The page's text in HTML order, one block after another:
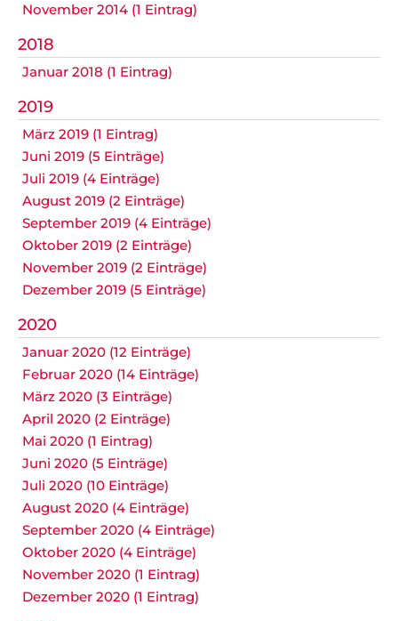
November 2014 (1 Eintrag)
2018
Januar 2018 (1 Eintrag)
2019
März 2019 (1 Eintrag)
Juni 2019 (5 Einträge)
Juli 2019 (4 Einträge)
August 2019 (2 Einträge)
September 2019 (4 Einträge)
Oktober 2019 (2 Einträge)
November 2019 (2 Einträge)
Dezember 2019 (5 Einträge)
2020
Januar 2020 (12 Einträge)
Februar 2020 (14 Einträge)
März 2020 (3 Einträge)
April 2020 (2 Einträge)
Mai 2020 (1 Eintrag)
Juni 2020 (5 Einträge)
Juli 2020 (10 Einträge)
August 2020 (4 Einträge)
September 2020 (4 Einträge)
Oktober 2020 (4 Einträge)
November 2020 (1 Eintrag)
Dezember 2020 (1 Eintrag)
Impressum
Datenschutz
Nicht das Richtige gefunden?
Bitte nehmen Sie Kontakt mit uns auf. Wir helfen
gerne weiter.
post@svo.germaringen.de
Navigation
überspringen
Anfahrt Impressum